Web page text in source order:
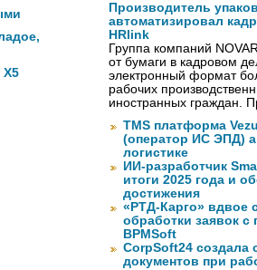
X5
Производитель
автоматизировал
HRlink
Группа компаний
от бумаги в кадровом
электронный формат
рабочих
иностранных граждан.
TMS платформа
(оператор ИС ЭПД)
логистике
ИИ-разработчик
итоги 2025 года и
достижения
«РТД-Карго» вдвое
обработки заявок
BPMSoft
CorpSoft24 создала
документов при